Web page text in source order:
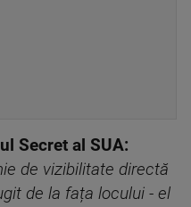
Secret al SUA:
de vizibilitate directă
de la fața locului - el